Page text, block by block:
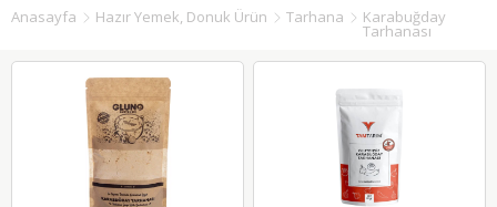
Anasayfa Hazır Yemek, Donuk Ürün Tarhana Karabuğday
Tarhanası